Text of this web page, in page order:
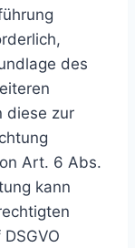
des
diese zur
Art. 6 Abs.
kann